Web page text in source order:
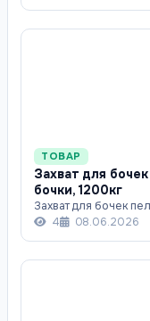
ТОВАР
Захват для
бочки, 1200кг
Захват для бочек
4
08.06.2026